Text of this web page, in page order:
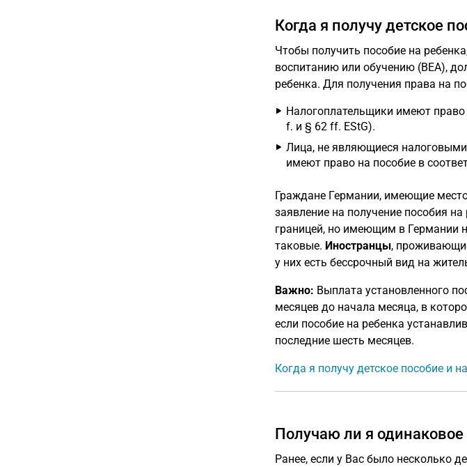
Когда я получу детское
Чтобы получить пособие на
воспитанию или обучению (BEA),
ребенка. Для получения права на
Налогоплательщики имеют право
f. и § 62 ff. EStG).
Лица, не являющиеся
имеют право на пособие в
Граждане Германии, имеющие
заявление на получение пособия
границей, но имеющим в Германии
таковые. Иностранцы,
у них есть бессрочный вид на
Важно: Выплата установленного
месяцев до начала месяца, в
если пособие на ребенка
последние шесть месяцев.
Когда я получу детское пособие и
Получаю ли я одинаковое
Ранее, если у Вас было несколько